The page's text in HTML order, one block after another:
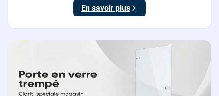
En savoir plus